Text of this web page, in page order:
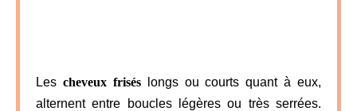
Les cheveux friséslongs ou courts quant à eux,
alternent entre boucles légères ou très serrées.